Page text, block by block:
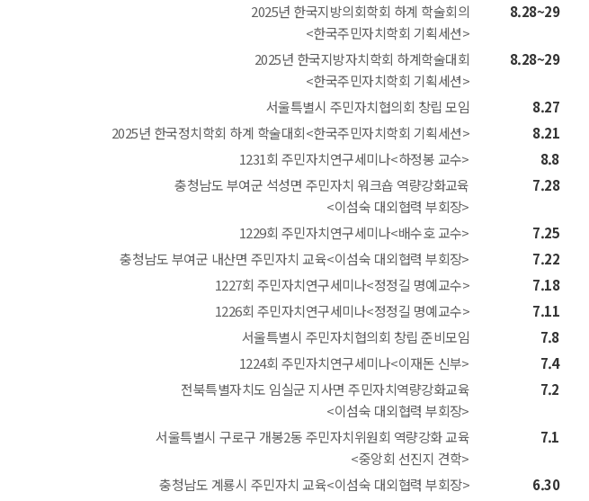
8.28~29
2025년 한국지방의회학회 하계 학술회의
<한국주민자치학회 기획세션>
8.28~29
2025년 한국지방자치학회 하계학술대회
<한국주민자치학회 기획세션>
8.27
서울특별시 주민자치협의회 창립 모임
8.21
2025년 한국정치학회 하계 학술대회<한국주민자치학회 기획세션>
8.8
1231회 주민자치연구세미나<하정봉 교수>
7.28
충청남도 부여군 석성면 주민자치 워크숍 역량강화교육
<이섬숙 대외협력 부회장>
7.25
1229회 주민자치연구세미나<배수호 교수>
7.22
충청남도 부여군 내산면 주민자치 교육<이섬숙 대외협력 부회장>
7.18
1227회 주민자치연구세미나<정정길 명예교수>
7.11
1226회 주민자치연구세미나<정정길 명예교수>
7.8
서울특별시 주민자치협의회 창립 준비모임
7.4
1224회 주민자치연구세미나<이재돈 신부>
7.2
전북특별자치도 임실군 지사면 주민자치역량강화교육
<이섬숙 대외협력 부회장>
7.1
서울특별시 구로구 개봉2동 주민자치위원회 역량강화 교육
<중앙회 선진지 견학>
6.30
충청남도 계룡시 주민자치 교육<이섬숙 대외협력 부회장>